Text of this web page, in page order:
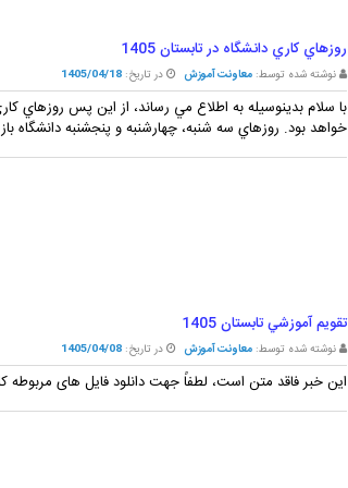
روزهاي کاري دانشگاه در تابستان 1405
نوشته شده توسط: معاونت آموزش در تاریخ: 1405/04/18
خواهد بود. روزهاي سه شنبه، چهارشنبه و پنجشنبه دانشگاه
تقويم آموزشي تابستان 1405
نوشته شده توسط: معاونت آموزش در تاریخ: 1405/04/08
این خبر فاقد متن است، لطفاً جهت دانلود فایل های مربوطه